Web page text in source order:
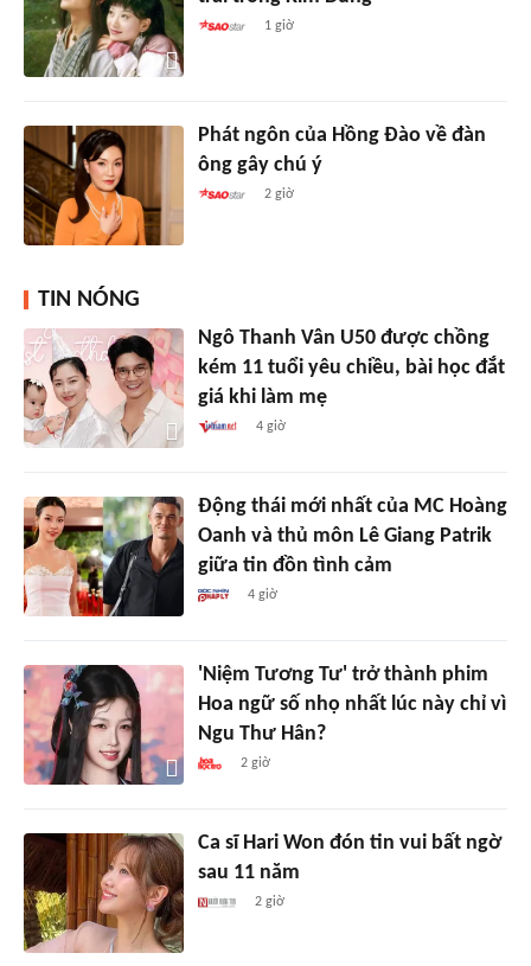
1 giờ
Phát ngôn của Hồng Đào về đàn
ông gây chú ý
2 giờ
TIN NÓNG
Ngô Thanh Vân U50 được chồng
kém 11 tuổi yêu chiều, bài học đắt
giá khi làm mẹ
4 giờ
Động thái mới nhất của MC Hoàng
Oanh và thủ môn Lê Giang Patrik
giữa tin đồn tình cảm
4 giờ
'Niệm Tương Tư' trở thành phim
Hoa ngữ số nhọ nhất lúc này chỉ vì
Ngu Thư Hân?
2 giờ
Ca sĩ Hari Won đón tin vui bất ngờ
sau 11 năm
2 giờ